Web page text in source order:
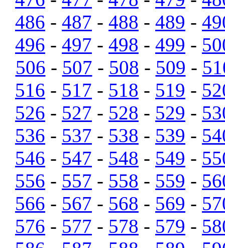
486 - 487 - 488 - 489 -
496 - 497 - 498 - 499 -
506 - 507 - 508 - 509 -
516 - 517 - 518 - 519 -
526 - 527 - 528 - 529 -
536 - 537 - 538 - 539 -
546 - 547 - 548 - 549 -
556 - 557 - 558 - 559 -
566 - 567 - 568 - 569 -
576 - 577 - 578 - 579 -